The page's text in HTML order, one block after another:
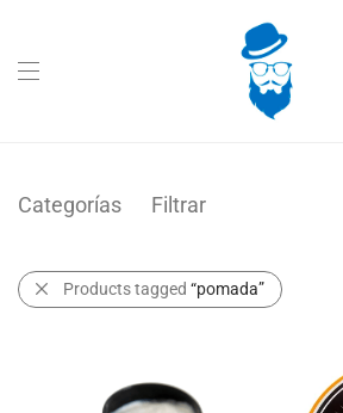
Categorías Filtrar
Products tagged “pomada”